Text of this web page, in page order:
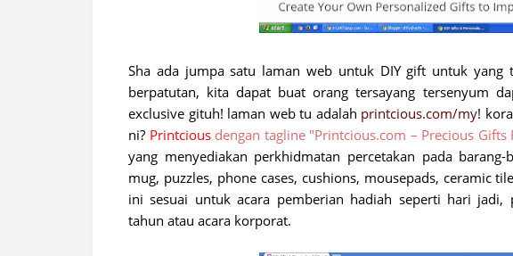
Sha ada jumpa satu laman web untuk DIY gift untuk yang
berpatutan, kita dapat buat orang tersayang tersenyum
exclusive gituh! laman web tu adalah printcious.com/my!
ni? Printcious dengan tagline"Printcious.com – Precious Gifts
yang menyediakan perkhidmatan percetakan pada
mug, puzzles, phone cases, cushions, mousepads, ceramic
ini sesuai untuk acara pemberian hadiah seperti hari jadi,
tahun atau acara korporat.